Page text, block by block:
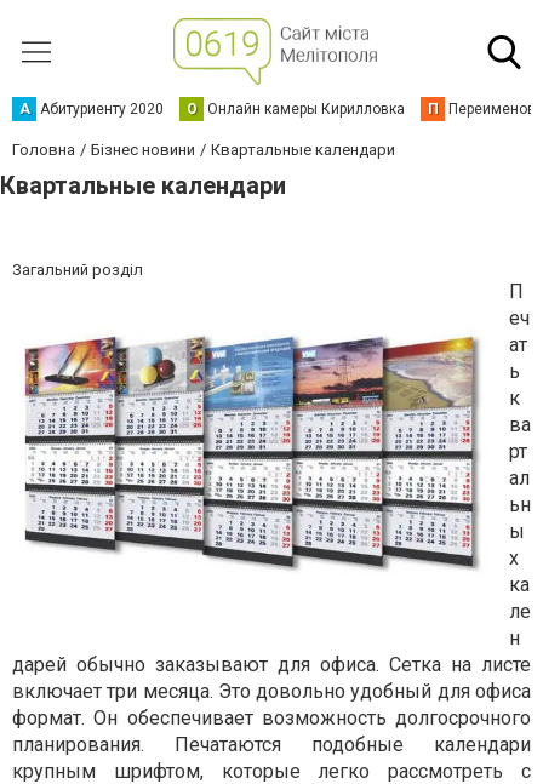
А Абитуриенту 2020 О Онлайн камеры Кирилловка П
Головна Бізнес новини Квартальные календари
Квартальные календари
Загальний розділ
П
еч
ат
ь
к
ва
рт
ал
ьн
ы
х
ка
ле
н
дарей обычно заказывают для офиса. Сетка на листе
включает три месяца. Это довольно удобный для офиса
формат. Он обеспечивает возможность долгосрочного
планирования. Печатаются подобные календари
крупным шрифтом, которые легко рассмотреть с